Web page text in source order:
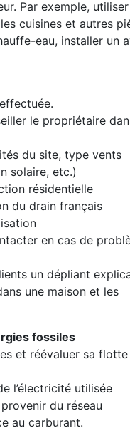
Par exemple,
cuisines et autres
eau, installer un
le propriétaire
du site, type vents
solaire, etc.)
résidentielle
du drain français
en cas de
un dépliant
une maison et les
fossiles
et réévaluer sa
l’électricité utilisée
du réseau
au carburant.